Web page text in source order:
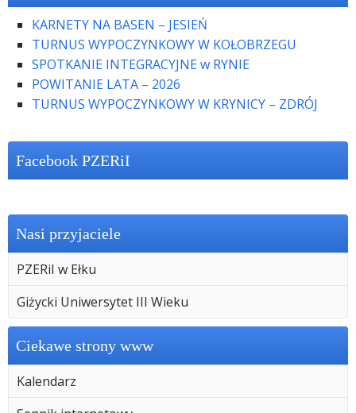
KARNETY NA BASEN – JESIEŃ
TURNUS WYPOCZYNKOWY W KOŁOBRZEGU
SPOTKANIE INTEGRACYJNE w RYNIE
POWITANIE LATA – 2026
TURNUS WYPOCZYNKOWY W KRYNICY – ZDRÓJ
Facebook PZERiI
Nasi przyjaciele
PZERiI w Ełku
Giżycki Uniwersytet III Wieku
Ciekawe strony www
Kalendarz